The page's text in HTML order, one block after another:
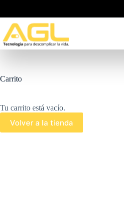
contenido
Carrito
Tu carrito está vacío.
Volver a la tienda